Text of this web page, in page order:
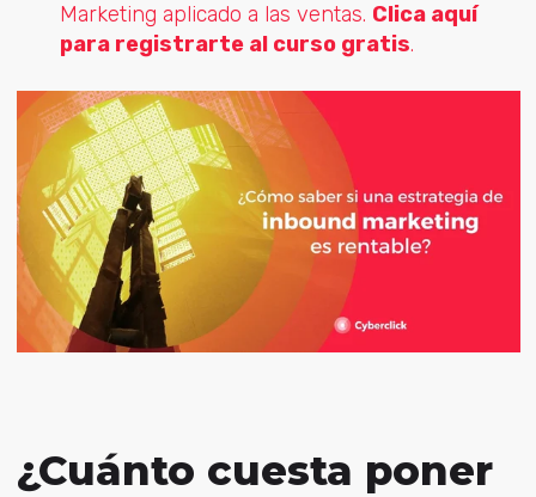
Marketing aplicado a las ventas. Clica aquí
para registrarte al curso gratis.
¿Cuánto cuesta poner